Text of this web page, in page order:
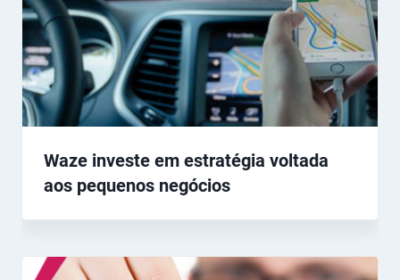
Waze investe em estratégia voltada
aos pequenos negócios